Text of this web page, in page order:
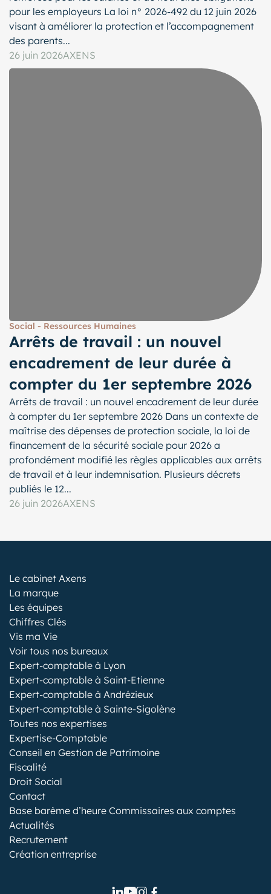
pour les employeurs La loi n° 2026-492 du 12 juin 2026
visant à améliorer la protection et l’accompagnement
des parents...
26 juin 2026AXENS
Social - Ressources Humaines
Arrêts de travail : un nouvel
encadrement de leur durée à
compter du 1er septembre 2026
Arrêts de travail : un nouvel encadrement de leur durée
à compter du 1er septembre 2026 Dans un contexte de
maîtrise des dépenses de protection sociale, la loi de
financement de la sécurité sociale pour 2026 a
profondément modifié les règles applicables aux arrêts
de travail et à leur indemnisation. Plusieurs décrets
publiés le 12...
26 juin 2026AXENS
Le cabinet Axens
La marque
Les équipes
Chiffres Clés
Vis ma Vie
Voir tous nos bureaux
Expert-comptable à Lyon
Expert-comptable à Saint-Etienne
Expert-comptable à Andrézieux
Expert-comptable à Sainte-Sigolène
Toutes nos expertises
Expertise-Comptable
Conseil en Gestion de Patrimoine
Fiscalité
Droit Social
Contact
Base barème d’heure Commissaires aux comptes
Actualités
Recrutement
Création entreprise